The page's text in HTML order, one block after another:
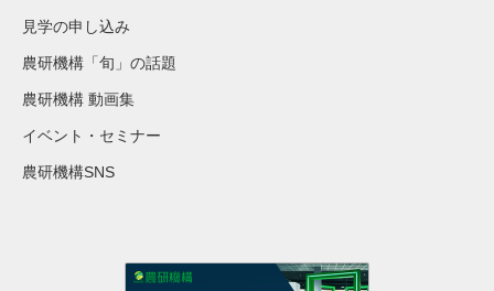
見学の申し込み
農研機構「旬」の話題
農研機構 動画集
イベント・セミナー
農研機構SNS